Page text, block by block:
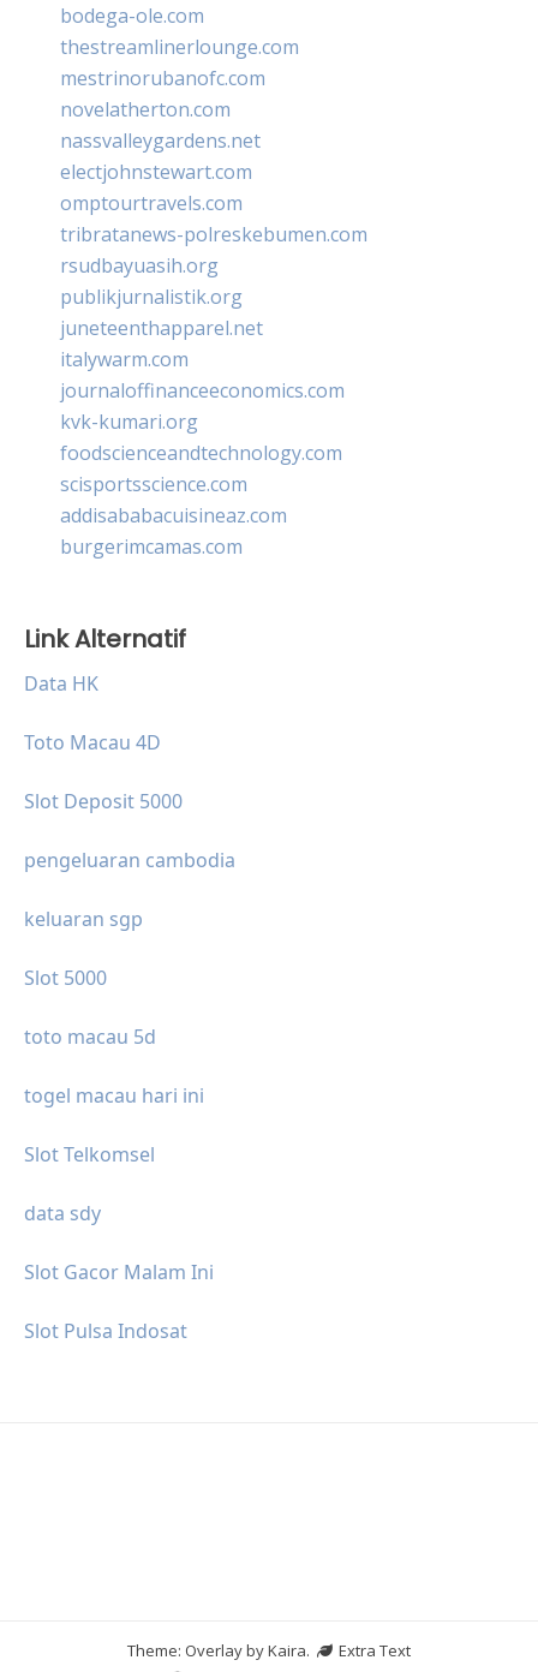
bodega-ole.com
thestreamlinerlounge.com
mestrinorubanofc.com
novelatherton.com
nassvalleygardens.net
electjohnstewart.com
omptourtravels.com
tribratanews-polreskebumen.com
rsudbayuasih.org
publikjurnalistik.org
juneteenthapparel.net
italywarm.com
journaloffinanceeconomics.com
kvk-kumari.org
foodscienceandtechnology.com
scisportsscience.com
addisababacuisineaz.com
burgerimcamas.com
Link Alternatif
Data HK
Toto Macau 4D
Slot Deposit 5000
pengeluaran cambodia
keluaran sgp
Slot 5000
toto macau 5d
togel macau hari ini
Slot Telkomsel
data sdy
Slot Gacor Malam Ini
Slot Pulsa Indosat
Theme: Overlay byKaira.
Extra Text